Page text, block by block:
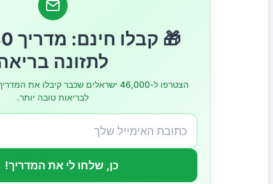
סיבות הקשורות לתזונה ואורח חיים
סיבות רפואיות
צואה קשה עם דם
צואה שחורה וקשה
תסמיני צואה קשה
לתזונה
הצטרפו ל-46,000 ישראלים שכבר קיבלו את
לבריאות טובה יותר.
כן, שלחו לי את המדריך!